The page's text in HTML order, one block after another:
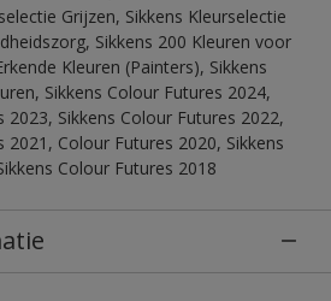
Grijzen, Sikkens Kleurselectie
Sikkens 200 Kleuren voor
Kleuren (Painters), Sikkens
Sikkens Colour Futures 2024,
2023, Sikkens Colour Futures 2022,
2021, Colour Futures 2020, Sikkens
Colour Futures 2018